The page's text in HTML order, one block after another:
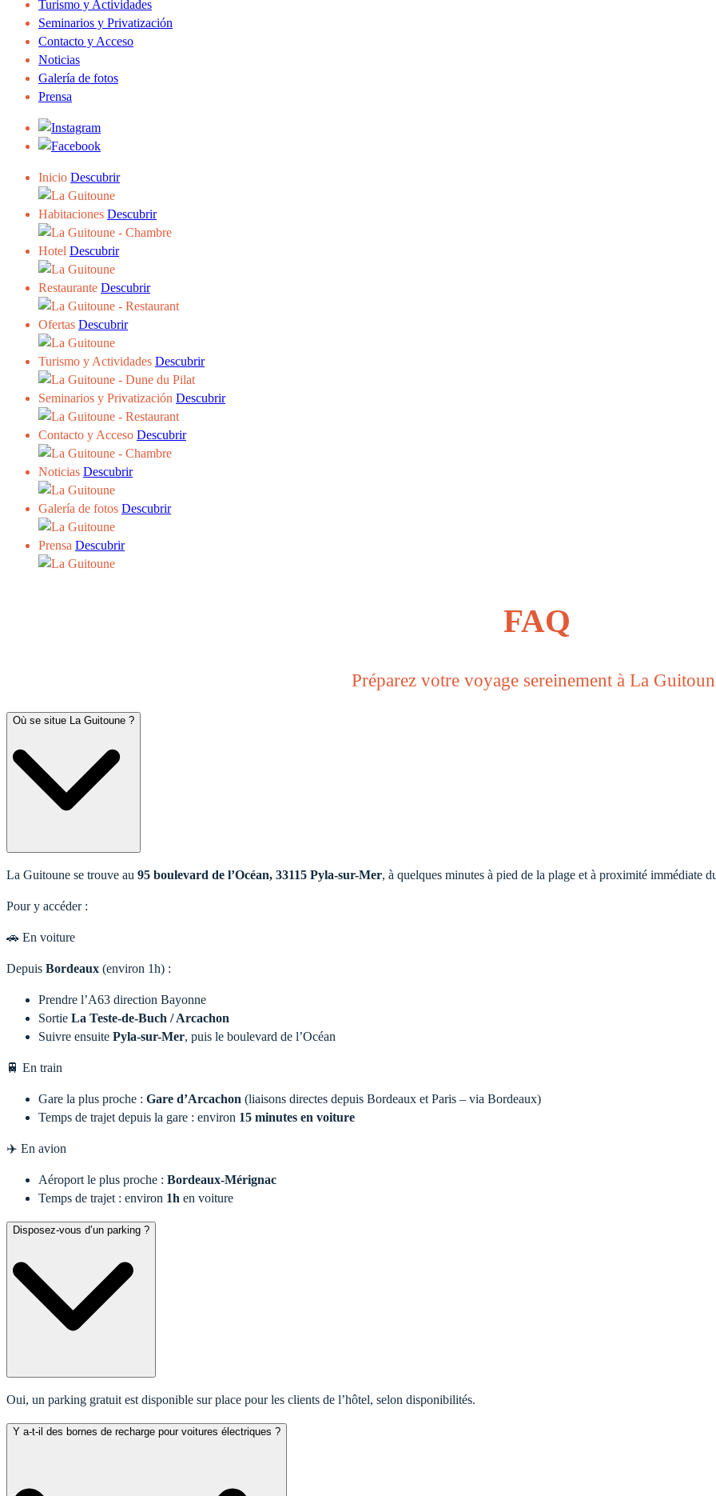
Turismo y Actividades
Seminarios y Privatización
Contacto y Acceso
Noticias
Galería de fotos
Prensa
Inicio Descubrir
Habitaciones Descubrir
Hotel Descubrir
Restaurante Descubrir
Ofertas Descubrir
Turismo y Actividades Descubrir
Seminarios y Privatización Descubrir
Contacto y Acceso Descubrir
Noticias Descubrir
Galería de fotos Descubrir
Prensa Descubrir
FAQ
Préparez votre voyage sereinement à La
Où se situe La Guitoune ?
La Guitoune se trouve au 95 boulevard de l’Océan, 33115 Pyla-sur-Mer, à quelques minutes à pied de la plage et à proximité immédiate
Pour y accéder :
🚗 En voiture
Depuis Bordeaux (environ 1h) :
Prendre l’A63 direction Bayonne
Sortie La Teste-de-Buch / Arcachon
Suivre ensuite Pyla-sur-Mer, puis le boulevard de l’Océan
🚆 En train
Gare la plus proche : Gare d’Arcachon (liaisons directes depuis Bordeaux et Paris – via Bordeaux)
Temps de trajet depuis la gare : environ 15 minutes en voiture
✈️ En avion
Aéroport le plus proche : Bordeaux-Mérignac
Temps de trajet : environ 1h en voiture
Disposez-vous d’un parking ?
Oui, un parking gratuit est disponible sur place pour les clients de l’hôtel, selon disponibilités.
Y a-t-il des bornes de recharge pour voitures électriques ?